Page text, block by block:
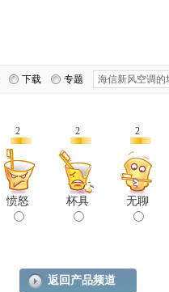
下载 专题
2
愤怒
2
杯具
2
无聊
返回产品频道